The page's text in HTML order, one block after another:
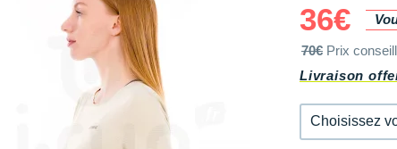
36€
70€ Prix
Livraison
Choisissez